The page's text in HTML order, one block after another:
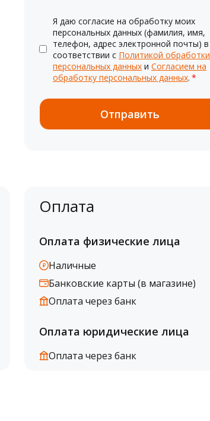
Я даю согласие на обработку моих
персональных данных (фамилия, имя,
телефон, адрес электронной почты) в
соответствии с Политикой обработки
персональных данных и Согласием на
обработку персональных данных. *
Оплата
Оплата физические лица
Наличные
Банковские карты (в магазине)
Оплата через банк
Оплата юридические лица
Оплата через банк